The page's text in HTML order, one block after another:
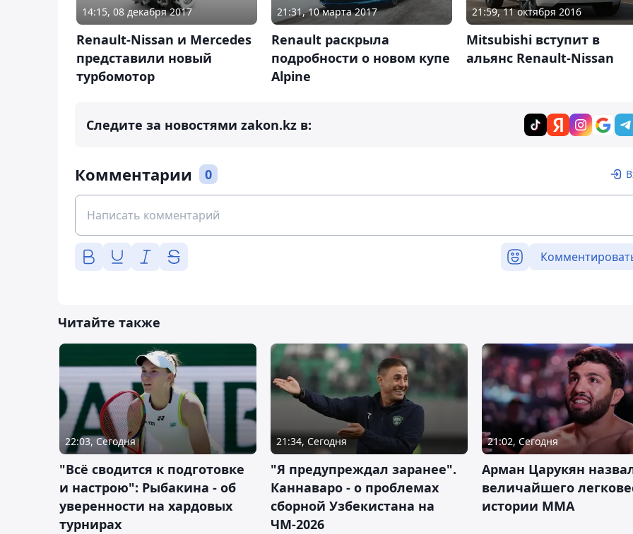
14:15, 08 декабря 2017
Renault-Nissan и Mercedes
представили новый
турбомотор
21:31, 10 марта 2017
Renault раскрыла
подробности о новом купе
Alpine
21:59, 11 октября 2016
Mitsubishi вступит в
альянс Renault-Nissan
Следите за новостями zakon.kz в:
Комментарии 0
Читайте также
22:03, Сегодня
"Всё сводится к подготовке
и настрою": Рыбакина - об
уверенности на хардовых
турнирах
21:34, Сегодня
"Я предупреждал заранее".
Каннаваро - о проблемах
сборной Узбекистана на
ЧМ-2026
21:02, Сегодня
Арман Царукян
величайшего
истории ММА